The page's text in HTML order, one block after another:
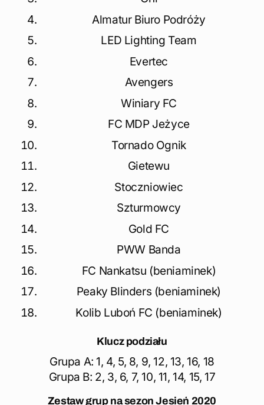
Almatur Biuro Podróży
LED Lighting Team
Evertec
Avengers
Winiary FC
FC MDP Jeżyce
Tornado Ognik
Gietewu
Stoczniowiec
Szturmowcy
Gold FC
PWW Banda
FC Nankatsu (beniaminek)
Peaky Blinders (beniaminek)
Kolib Luboń FC (beniaminek)
Klucz podziału
Grupa A: 1, 4, 5, 8, 9, 12, 13, 16, 18
Grupa B: 2, 3, 6, 7, 10, 11, 14, 15, 17
Zestaw grup na sezon Jesień 2020